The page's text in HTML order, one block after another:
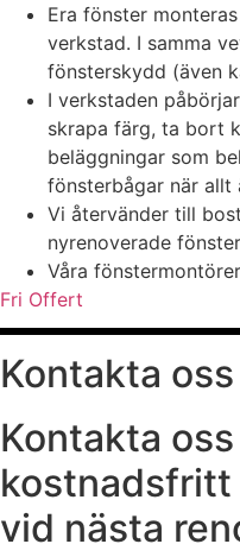
Era fönster
verkstad. I samma
fönsterskydd (även
I verkstaden
skrapa färg, ta bort
beläggningar som
fönsterbågar när allt
Vi återvänder till
nyrenoverade
Våra
Fri Offert
Kontakta
Kontakta
vid nästa